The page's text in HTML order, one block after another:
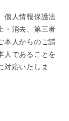
個人情報保護法
・消去、第三者
本人からのご請
人であることを
対応いたしま